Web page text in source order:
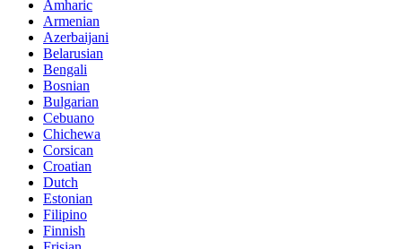
Amharic
Armenian
Azerbaijani
Belarusian
Bengali
Bosnian
Bulgarian
Cebuano
Chichewa
Corsican
Croatian
Dutch
Estonian
Filipino
Finnish